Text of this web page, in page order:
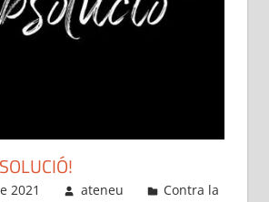
2021 ateneu
Contra la